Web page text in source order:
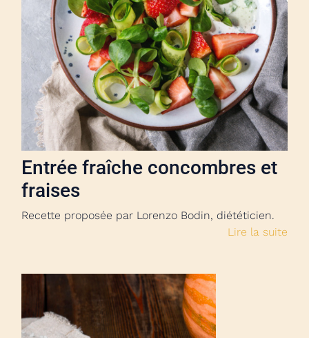
Entrée fraîche concombres et
fraises
Recette proposée par Lorenzo Bodin, diététicien.
Lire la suite